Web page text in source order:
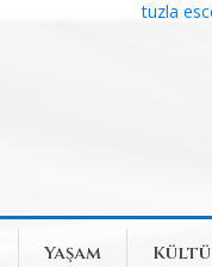
tuzla
Yaşam